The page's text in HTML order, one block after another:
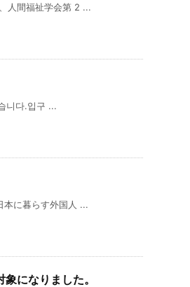
人間福祉学会第 2 ...
니다.입구 ...
本に暮らす外国人 ...
になりました。